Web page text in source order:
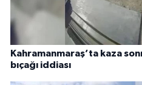
Kahramanmaraş’ta kaza
bıçağı iddiası